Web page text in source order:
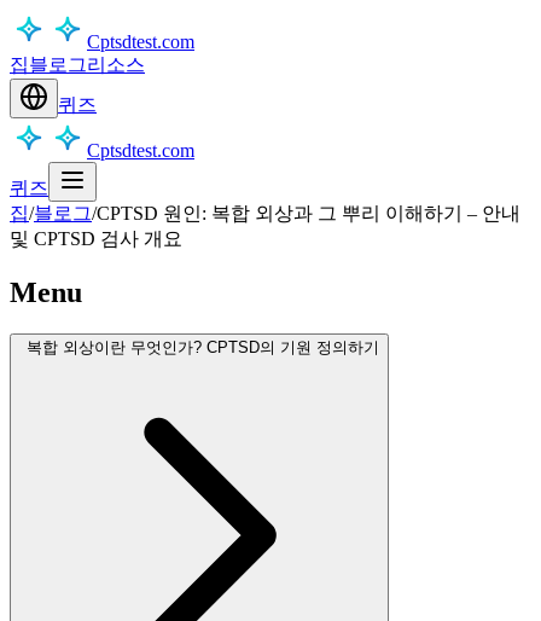
Cptsdtest.com
집블로그리소스
퀴즈
Cptsdtest.com
퀴즈
집/블로그/CPTSD 원인: 복합 외상과 그 뿌리 이해하기 – 안내
및 CPTSD 검사 개요
Menu
복합 외상이란 무엇인가? CPTSD의 기원 정의하기